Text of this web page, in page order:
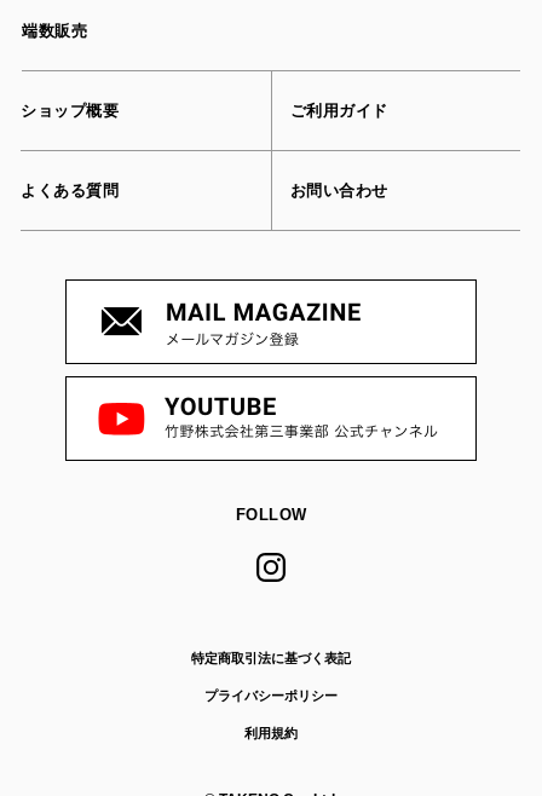
端数販売
ショップ概要 ご利用ガイド
よくある質問 お問い合わせ
FOLLOW
特定商取引法に基づく表記
プライバシーポリシー
利用規約